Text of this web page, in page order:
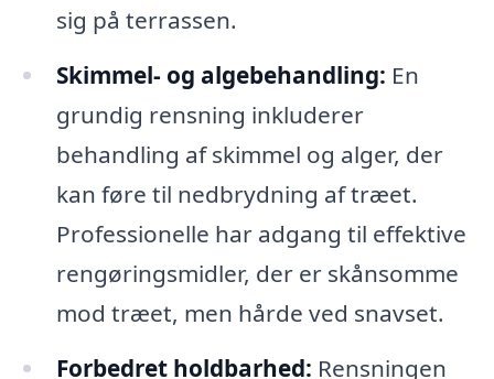
sig på terrassen.
Skimmel- og algebehandling: En
grundig rensning inkluderer
behandling af skimmel og alger, der
kan føre til nedbrydning af træet.
Professionelle har adgang til effektive
rengøringsmidler, der er skånsomme
mod træet, men hårde ved snavset.
Forbedret holdbarhed: Rensningen